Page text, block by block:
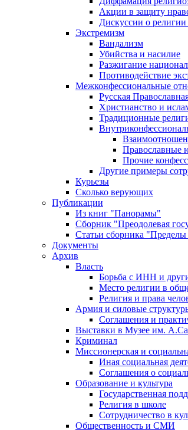
Акции в защиту
Дискуссии о
Экстремизм
Вандализм
Убийства и насилие
Разжигание
Противодействие
Межконфессиональные
Русская
Христианство и
Традиционные
Православные
Прочие
Другие примеры
Курьезы
Сколько верующих
Публикации
Из книг "Панорамы"
Сборник "Преодолевая
Статьи сборника "Пределы
Документы
Архив
Власть
Борьба с ИНН и
Место религии в
Религия и права
Армия и силовые
Соглашения и
Выставки в Музее им.
Криминал
Миссионерская и
Иная социальная
Соглашения о
Образование и культура
Государственная
Религия в школе
Сотрудничество в
Общественность и СМИ